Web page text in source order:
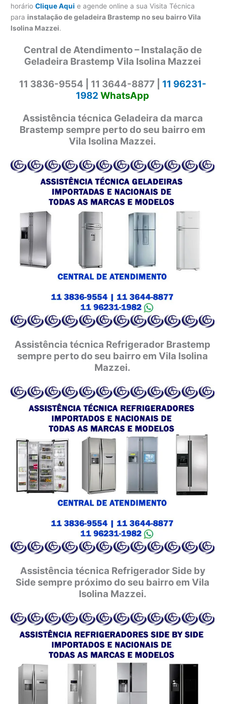
horárioClique Aqui e agende online a sua Visita Técnica
para instalação de geladeira Brastemp no seu bairro Vila
Isolina Mazzei.
Central de Atendimento – Instalação de
Geladeira Brastemp Vila Isolina Mazzei
11 3836-9554 | 11 3644-8877 | 11 96231-
1982 WhatsApp
Assistência técnica Geladeira da marca
Brastemp sempre perto do seu bairro em
Vila Isolina Mazzei.
Assistência técnica Refrigerador Brastemp
sempre perto do seu bairro em Vila Isolina
Mazzei.
Assistência técnica Refrigerador Side by
Side sempre próximo do seu bairro em Vila
Isolina Mazzei.